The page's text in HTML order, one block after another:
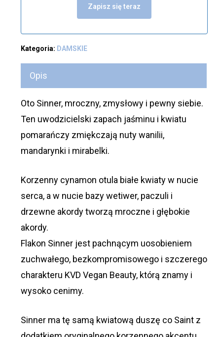
Zapisz się teraz
Kategoria: DAMSKIE
Opis
Oto Sinner, mroczny, zmysłowy i pewny siebie.
Ten uwodzicielski zapach jaśminu i kwiatu
pomarańczy zmiękczają nuty wanilii,
mandarynki i mirabelki.
Korzenny cynamon otula białe kwiaty w nucie
serca, a w nucie bazy wetiwer, paczuli i
drzewne akordy tworzą mroczne i głębokie
akordy.
Flakon Sinner jest pachnącym uosobieniem
zuchwałego, bezkompromisowego i szczerego
charakteru KVD Vegan Beauty, którą znamy i
wysoko cenimy.
Sinner ma tę samą kwiatową duszę co Saint z